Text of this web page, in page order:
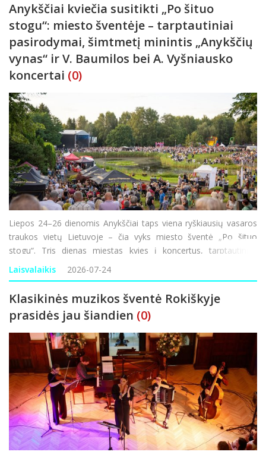
Anykščiai kviečia susitikti „Po šituo
stogu“: miesto šventėje – tarptautiniai
pasirodymai, šimtmetį minintis „Anykščių
vynas“ ir V. Baumilos bei A. Vyšniausko
koncertai (0)
Liepos 24–26 dienomis Anykščiai taps viena ryškiausių vasaros
traukos vietų Lietuvoje – čia vyks miesto šventė „Po šituo
stogu“. Tris dienas miestas kvies į koncertus, tarptautinius
pasirodymus, floristinių kilimų ekspoziciją, muges, spektaklius, s
Laisvalaikis 2026-07-24
Klasikinės muzikos šventė Rokiškyje
prasidės jau šiandien (0)